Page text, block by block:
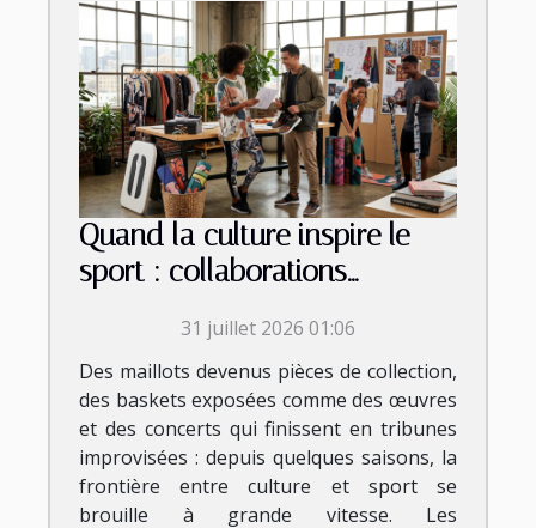
Quand la culture inspire le
sport : collaborations
émergentes31 juillet 2026 01:06
Des maillots devenus pièces de collection,
des baskets exposées comme des œuvres
et des concerts qui finissent en tribunes
improvisées : depuis quelques saisons, la
frontière entre culture et sport se
brouille à grande vitesse. Les